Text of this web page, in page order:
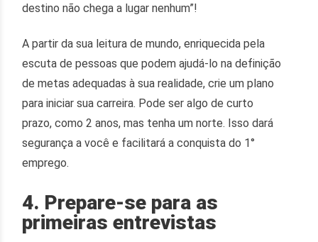
destino não chega a lugar nenhum”!
A partir da sua leitura de mundo, enriquecida pela
escuta de pessoas que podem ajudá-lo na definição
de metas adequadas à sua realidade, crie um plano
para iniciar sua carreira. Pode ser algo de curto
prazo, como 2 anos, mas tenha um norte. Isso dará
segurança a você e facilitará a conquista do 1°
emprego.
4. Prepare-se para as
primeiras entrevistas